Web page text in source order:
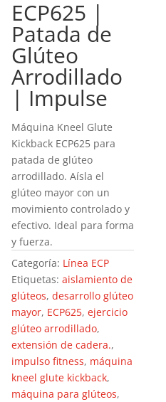
ECP625 |
Patada de
Glúteo
Arrodillado
| Impulse
Máquina Kneel Glute
Kickback ECP625 para
patada de glúteo
arrodillado. Aísla el
glúteo mayor con un
movimiento controlado y
efectivo. Ideal para forma
y fuerza.
Categoría: Línea ECP
Etiquetas:aislamiento de
glúteos,desarrollo glúteo
mayor, ECP625,ejercicio
glúteo arrodillado,
extensión de cadera.,
impulso fitness, máquina
kneel glute kickback,
máquina para glúteos,